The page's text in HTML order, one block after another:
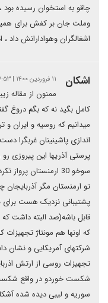
چاقو به استخوان رسیده بود
وملت جان بر کفش برای
اشغالگران وهوادارانش داد ،
اشکان ۱۱ فروردین ۱۴۰۰ | ۱۷:۵۳
ممنون از مقاله
کامل بگید نه که بگم دروغ
میدانیم که روسیه و ایران و
اندازی پاشینینان غربگرا
سوخو 30 ارمنستان
پشتیبانی نزدیک هست برای
قابل باشه(صد البته داشت
که اونها هم مونتاژ
شرکتهای آمریکایی و نشان
تجهیزات روسی از ارتش
شکست خوردو در واقع شکست
سوریه و لیبی دیده شده